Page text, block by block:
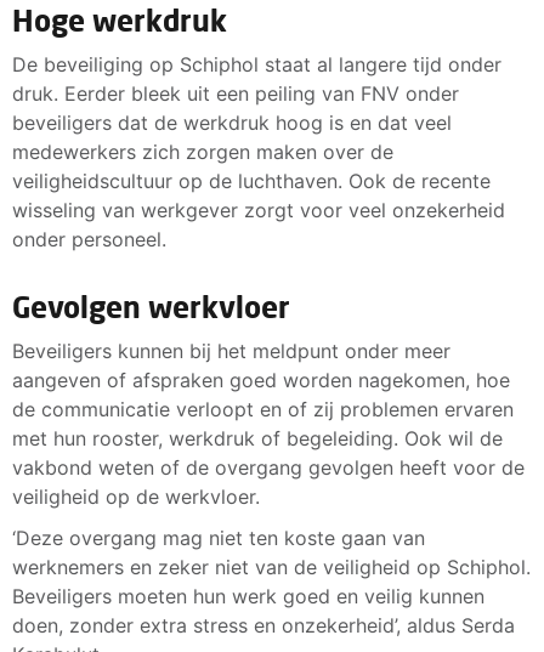
Hoge werkdruk
De beveiliging op Schiphol staat al langere tijd onder
druk. Eerder bleek uit een peiling van FNV onder
beveiligers dat de werkdruk hoog is en dat veel
medewerkers zich zorgen maken over de
veiligheidscultuur op de luchthaven. Ook de recente
wisseling van werkgever zorgt voor veel onzekerheid
onder personeel.
Gevolgen werkvloer
Beveiligers kunnen bij het meldpunt onder meer
aangeven of afspraken goed worden nagekomen, hoe
de communicatie verloopt en of zij problemen ervaren
met hun rooster, werkdruk of begeleiding. Ook wil de
vakbond weten of de overgang gevolgen heeft voor de
veiligheid op de werkvloer.
‘Deze overgang mag niet ten koste gaan van
werknemers en zeker niet van de veiligheid op Schiphol.
Beveiligers moeten hun werk goed en veilig kunnen
doen, zonder extra stress en onzekerheid’, aldus Serda